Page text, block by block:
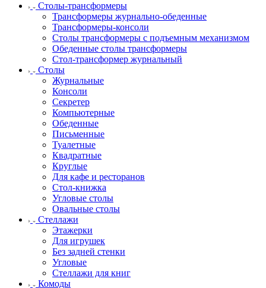
Столы-трансформеры
Трансформеры журнально-обеденные
Трансформеры-консоли
Столы трансформеры с подъемным механизмом
Обеденные столы трансформеры
Стол-трансформер журнальный
Столы
Журнальные
Консоли
Секретер
Компьютерные
Обеденные
Письменные
Туалетные
Квадратные
Круглые
Для кафе и ресторанов
Стол-книжка
Угловые столы
Овальные столы
Стеллажи
Этажерки
Для игрушек
Без задней стенки
Угловые
Стеллажи для книг
Комоды